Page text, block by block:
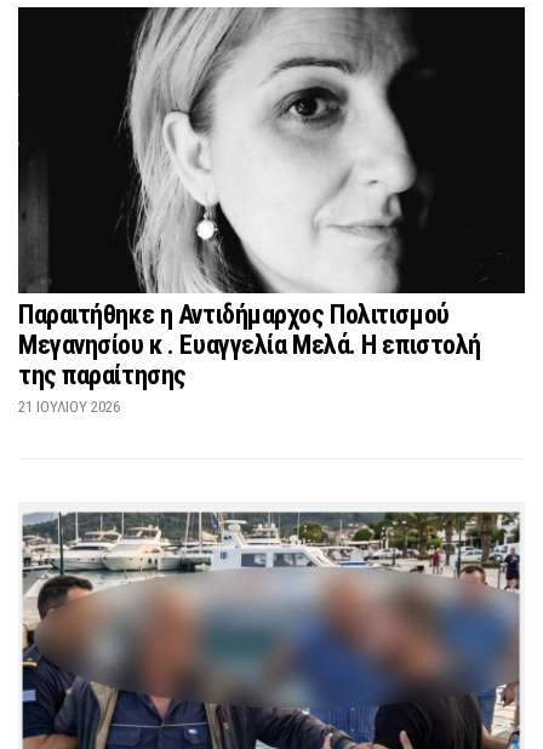
Παραιτήθηκε η Αντιδήμαρχος Πολιτισμού
Μεγανησίου κ . Ευαγγελία Μελά. Η επιστολή
της παραίτησης
21 ΙΟΥΛΊΟΥ 2026